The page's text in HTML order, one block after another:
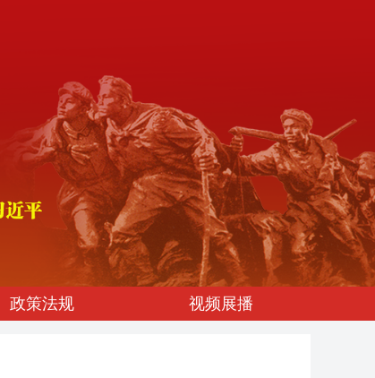
政策法规 视频展播